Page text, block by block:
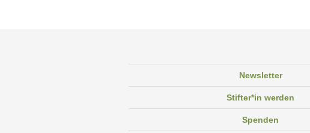
Newsletter
Stifter*in werden
Spenden